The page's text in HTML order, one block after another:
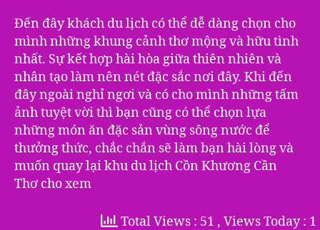
Đến đây khách du lịch có thể dễ dàng chọn cho
mình những khung cảnh thơ mộng và hữu tình
nhất. Sự kết hợp hài hòa giữa thiên nhiên và
nhân tạo làm nên nét đặc sắc nơi đây. Khi đến
đây ngoài nghỉ ngơi và có cho mình những tấm
ảnh tuyệt vời thì bạn cũng có thể chọn lựa
những món ăn đặc sản vùng sông nước để
thưởng thức, chắc chắn sẽ làm bạn hài lòng và
muốn quay lại khu du lịch Cồn Khương Cần
Thơ cho xem
Total Views : 51 , Views Today : 1